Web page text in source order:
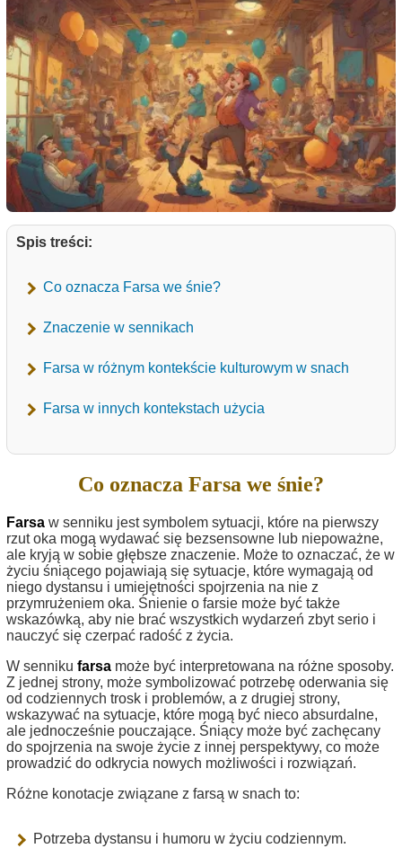
Spis treści:
Co oznacza Farsa we śnie?
Znaczenie w sennikach
Farsa w różnym kontekście kulturowym w snach
Farsa w innych kontekstach użycia
Co oznacza Farsa we śnie?
Farsa w senniku jest symbolem sytuacji, które na pierwszy
rzut oka mogą wydawać się bezsensowne lub niepoważne,
ale kryją w sobie głębsze znaczenie. Może to oznaczać, że w
życiu śniącego pojawiają się sytuacje, które wymagają od
niego dystansu i umiejętności spojrzenia na nie z
przymrużeniem oka. Śnienie o farsie może być także
wskazówką, aby nie brać wszystkich wydarzeń zbyt serio i
nauczyć się czerpać radość z życia.
W senniku farsa może być interpretowana na różne sposoby.
Z jednej strony, może symbolizować potrzebę oderwania się
od codziennych trosk i problemów, a z drugiej strony,
wskazywać na sytuacje, które mogą być nieco absurdalne,
ale jednocześnie pouczające. Śniący może być zachęcany
do spojrzenia na swoje życie z innej perspektywy, co może
prowadzić do odkrycia nowych możliwości i rozwiązań.
Różne konotacje związane z farsą w snach to:
Potrzeba dystansu i humoru w życiu codziennym.